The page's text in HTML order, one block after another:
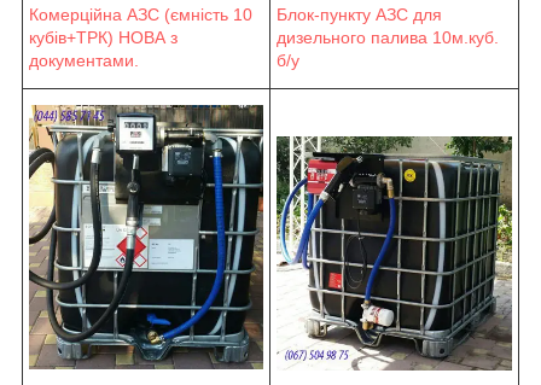
Комерційна АЗС (ємність 10
кубів+ТРК) НОВА з
документами.
Блок-пункту АЗС для
дизельного палива 10м.куб.
б/у